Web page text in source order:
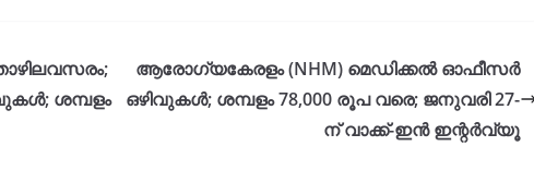
ശമ്പളം
ആരോഗ്യകേരളം (NHM) മെഡിക്കൽ ഓഫീസർ
ഒഴിവുകൾ; ശമ്പളം 78,000 രൂപ വരെ; ജനുവരി 27-
ന് വാക്ക്-ഇൻ ഇന്റർവ്യൂ